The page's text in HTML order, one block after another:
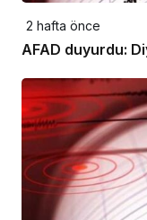
2 hafta önce
AFAD duyurdu: